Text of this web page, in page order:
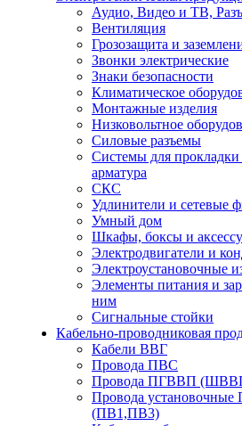
Аудио, Видео и ТВ,
Вентиляция
Грозозащита и
Звонки электрические
Знаки безопасности
Климатическое
Монтажные изделия
Низковольтное
Силовые разъемы
Системы для
арматура
СКС
Удлинители и сетевые
Умный дом
Шкафы, боксы и
Электродвигатели и
Электроустановочные
Элементы питания и
ним
Сигнальные стойки
Кабельно-проводниковая
Кабели ВВГ
Провода ПВС
Провода ПГВВП
Провода
(ПВ1,ПВ3)